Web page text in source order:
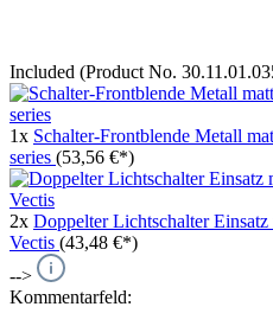
Included (Product No.
1x Schalter-Frontblende Metall
series (53,56 €*)
2x Doppelter Lichtschalter
Vectis (43,48 €*)
-->
Kommentarfeld: